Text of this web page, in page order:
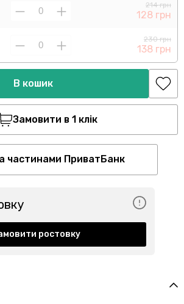
214 грн
128 грн
230 грн
138 грн
В кошик
Замовити в 1 клік
частинами ПриватБанк
ростовку